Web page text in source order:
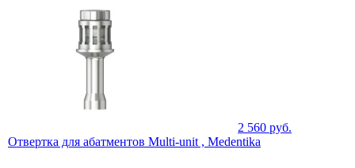
2 560 руб.
Отвертка для абатментов Multi-unit , Medentika